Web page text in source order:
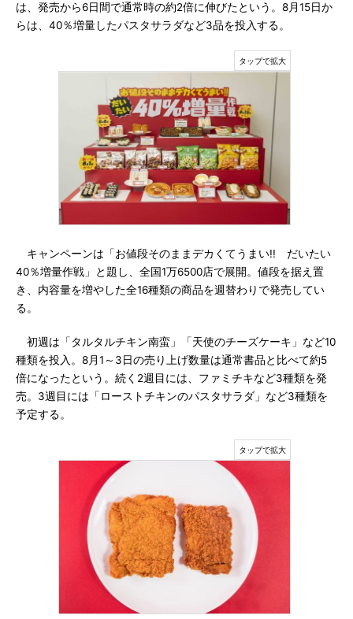
は、発売から6日間で通常時の約2倍に伸びたという。8月15日か
らは、40％増量したパスタサラダなど3品を投入する。
キャンペーンは「お値段そのままデカくてうまい!! だいたい
40％増量作戦」と題し、全国1万6500店で展開。値段を据え置
き、内容量を増やした全16種類の商品を週替わりで発売してい
る。
初週は「タルタルチキン南蛮」「天使のチーズケーキ」など10
種類を投入。8月1～3日の売り上げ数量は通常書品と比べて約5
倍になったという。続く2週目には、ファミチキなど3種類を発
売。3週目には「ローストチキンのパスタサラダ」など3種類を
予定する。